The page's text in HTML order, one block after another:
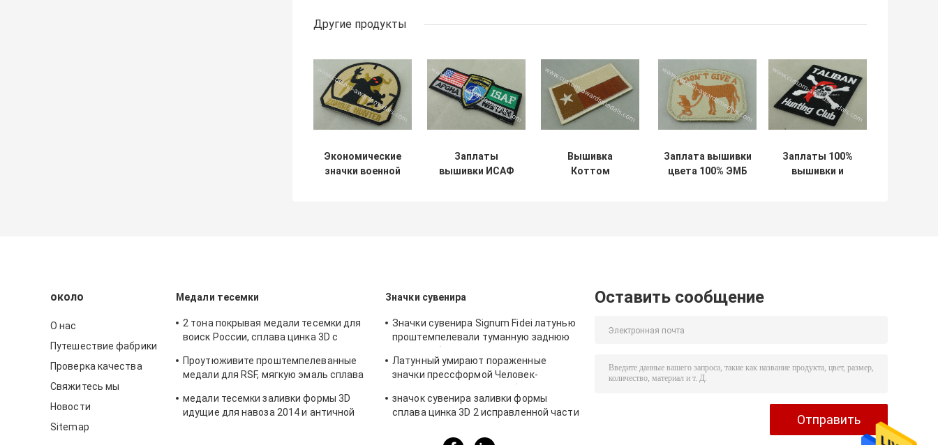
Другие продукты
Экономические
значки военной
Заплаты
вышивки ИСАФ
Вышивка
Коттом
Заплата вышивки
цвета 100% ЭМБ
Заплаты 100%
вышивки и
около
О нас
Путешествие фабрики
Проверка качества
Свяжитесь мы
Новости
Sitemap
Медали тесемки
2 тона покрывая медали тесемки для
воиск России, сплава цинка 3D с
Проутюживите проштемпелеванные
медали для RSF, мягкую эмаль сплава
омеднением
медали тесемки заливки формы 3D
идущие для навоза 2014 и античной
Значки сувенира
Значки сувенира Signum Fidei латунью
проштемпелевали туманную заднюю
Латунный умирают пораженные
значки прессформой Человек-
плакировка сувенира
значок сувенира заливки формы
сплава цинка 3D 2 исправленной части
Оставить сообщение